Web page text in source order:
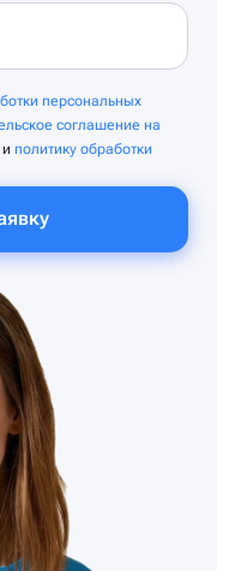
персональных
соглашение на
и политику обработки